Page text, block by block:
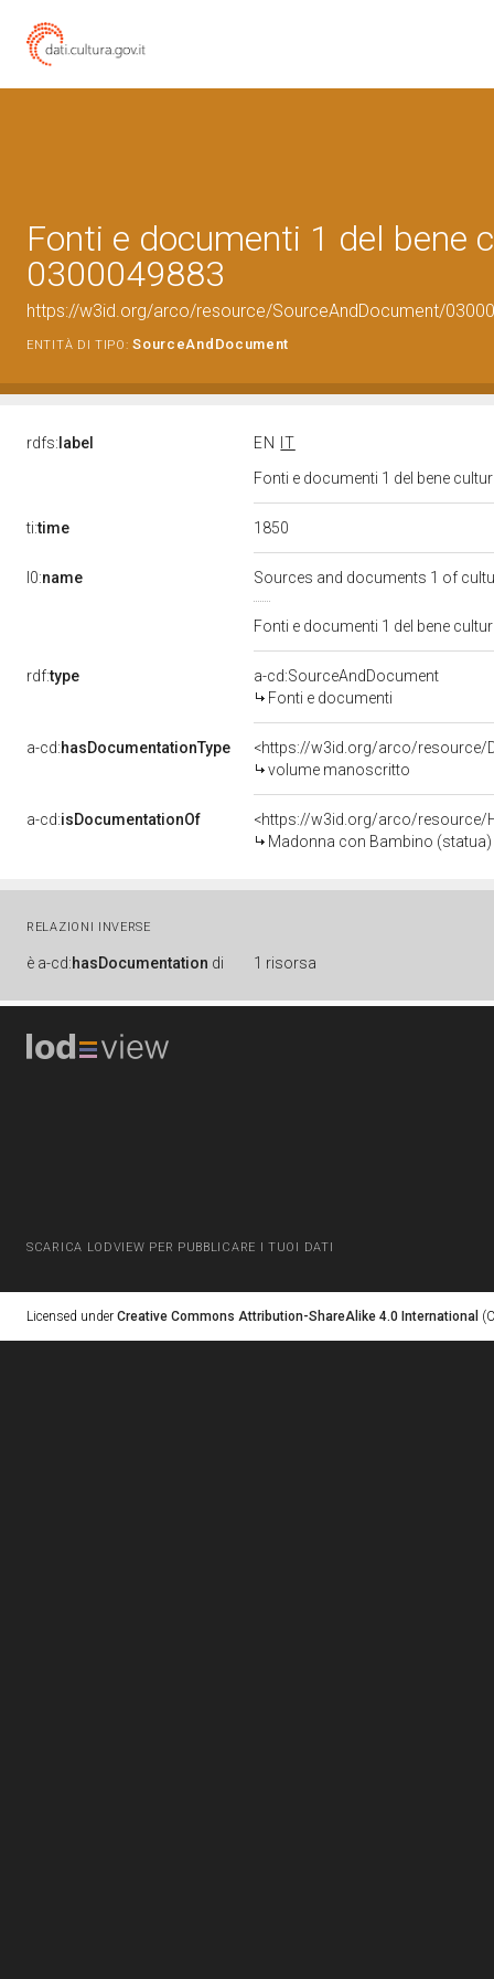
Fonti e documenti 1 del bene
0300049883
https://w3id.org/arco/resource/SourceAndDocument/
ENTITÀ DI TIPO: SourceAndDocument
rdfs: label EN
IT
Fonti e documenti 1 del bene
ti:time 1850
l0:name Sources and documents 1 of
Fonti e documenti 1 del bene
rdf:type
a-cd:SourceAndDocument
Fonti e documenti
a-cd:hasDocumentationType
<https://w3id.org/arco/resource/
volume manoscritto
a-cd:isDocumentationOf
<https://w3id.org/arco/resource/
Madonna con Bambino
RELAZIONI INVERSE
è a-cd:hasDocumentation di 1 risorsa
SCARICA LODVIEW PER PUBBLICARE I TUOI DATI
Licensed under Creative Commons Attribution-ShareAlike 4.0 International